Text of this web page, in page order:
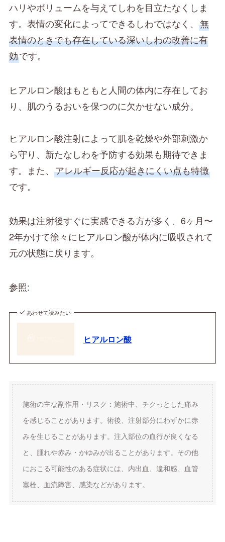
ハリやボリュームを与えてしわを目立たなくしま
す。表情の変化によってできるしわではなく、 無
表情のときでも存在している深いしわの改善に有
効です。
ヒアルロン酸はもともと人間の体内に存在してお
り、肌のうるおいを保つのに欠かせない成分。
ヒアルロン酸注射によって肌を乾燥や外部刺激か
ら守り、新たなしわを予防する効果も期待できま
す。また、 アレルギー反応が起きにくい点も特徴
です。
効果は注射後すぐに実感できる方が多く、6ヶ月〜
2年かけて徐々にヒアルロン酸が体内に吸収されて
元の状態に戻ります。
参照:
あわせて読みたい
ヒアルロン酸
施術の主な副作用・リスク：施術中、チクっとした痛み
を感じることがあります。術後、注射部分にわずかに赤
みを生じることがあります。注入部位の血行が良くなる
と、腫れや赤み・かゆみが出ることがあります。その他
におこる可能性のある症状には、内出血、違和感、血管
塞栓、血流障害、感染などがあります。